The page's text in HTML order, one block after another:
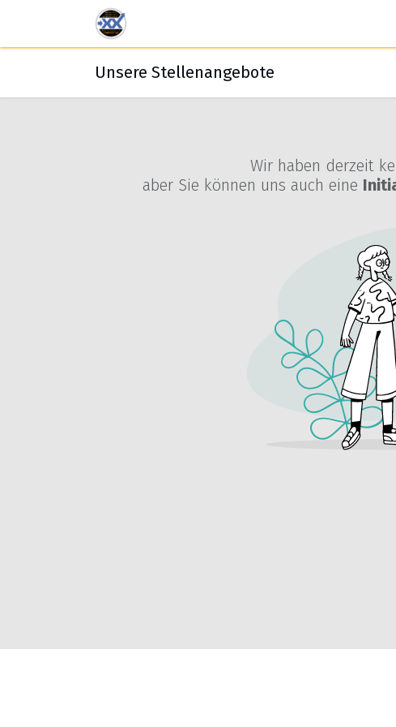
Zum Inhalt springen
Unsere Stellenangebote
Wir haben derzeit
aber Sie können uns auch eine